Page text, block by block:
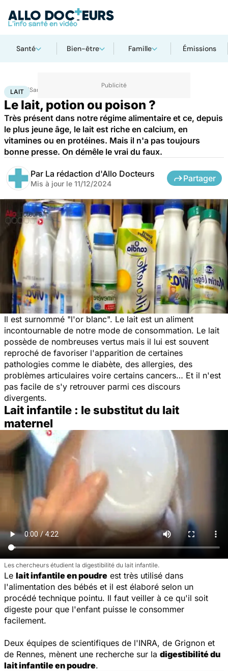
Santé Bien-être Famille Émissions
AccueilSanté
LAIT
Le lait, potion ou poison ?
Très présent dans notre régime alimentaire et ce, depuis
le plus jeune âge, le lait est riche en calcium, en
vitamines ou en protéines. Mais il n'a pas toujours
bonne presse. On démêle le vrai du faux.
Par La rédaction d'Allo Docteurs
Mis à jour le 11/12/2024
Partager
Il est surnommé "l'or blanc". Le lait est un aliment
incontournable de notre mode de consommation. Le lait
possède de nombreuses vertus mais il lui est souvent
reproché de favoriser l'apparition de certaines
pathologies comme le diabète, des allergies, des
problèmes articulaires voire certains cancers… Et il n'est
pas facile de s'y retrouver parmi ces discours
divergents.
Lait infantile : le substitut du lait
maternel
Les chercheurs étudient la digestibilité du lait infantile.
Le lait infantile en poudre est très utilisé dans
l'alimentation des bébés et il est élaboré selon un
procédé technique pointu. Il faut veiller à ce qu'il soit
digeste pour que l'enfant puisse le consommer
facilement.
Deux équipes de scientifiques de l'INRA, de Grignon et
de Rennes, mènent une recherche sur la digestibilité du
lait infantile en poudre.